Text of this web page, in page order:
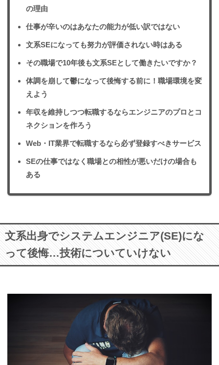
現状を伝えて無料で求人ゲット
の理由
仕事が辛いのはあなたの能力が低い訳ではない
文系SEになっても努力が評価されない時はある
その職場で10年後も文系SEとして働きたいですか？
体調を崩して鬱になって後悔する前に！職場環境を変
えよう
年収を維持しつつ転職するならエンジニアのプロとコ
ネクションを作ろう
Web・IT業界で転職するなら必ず登録すべきサービス
SEの仕事ではなく職場との相性が悪いだけの場合も
ある
文系出身でシステムエンジニア(SE)にな
って後悔…技術についていけない